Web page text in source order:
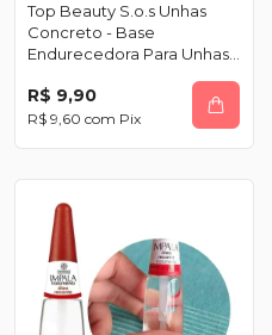
Top Beauty S.o.s Unhas
Concreto - Base
Endurecedora Para Unhas
R$ 9,90
R$ 9,60 com Pix